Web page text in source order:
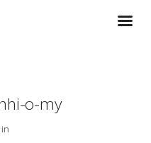
o-my